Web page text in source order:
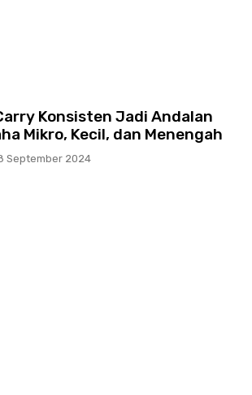
Konsisten Jadi Andalan
Mikro, Kecil, dan Menengah
September 2024